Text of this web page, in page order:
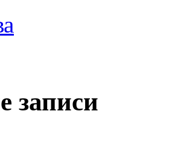
записи